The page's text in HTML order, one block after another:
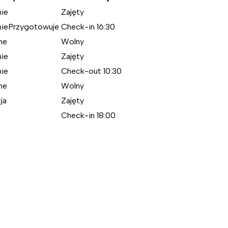
Zajęty
Przygotowuje Check-in 16:30
Wolny
Zajęty
Check-out 10:30
Wolny
Zajęty
Check-in 18:00